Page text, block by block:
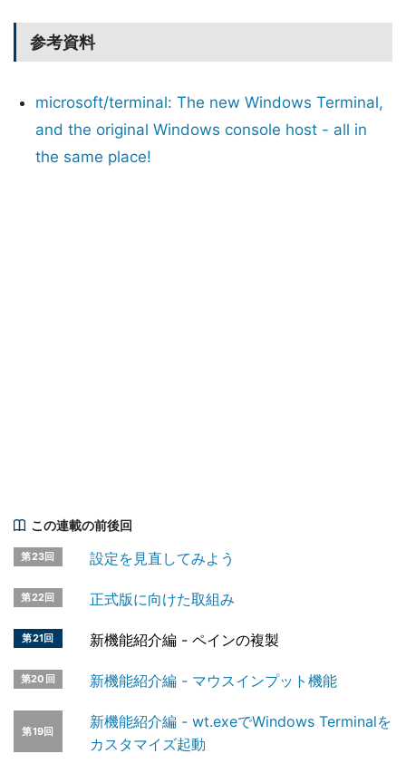
参考資料
microsoft/terminal: The new Windows Terminal,
and the original Windows console host - all in
the same place!
この連載の前後回
第23回 設定を見直してみよう
第22回 正式版に向けた取組み
第21回 新機能紹介編 - ペインの複製
第20回 新機能紹介編 - マウスインプット機能
第19回
新機能紹介編 - wt.exeでWindows Terminalを
カスタマイズ起動